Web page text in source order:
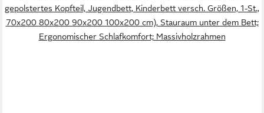
gepolstertes Kopfteil, Jugendbett, Kinderbett versch. Größen, 1-St.,
70x200 80x200 90x200 100x200 cm), Stauraum unter dem Bett;
Ergonomischer Schlafkomfort; Massivholzrahmen